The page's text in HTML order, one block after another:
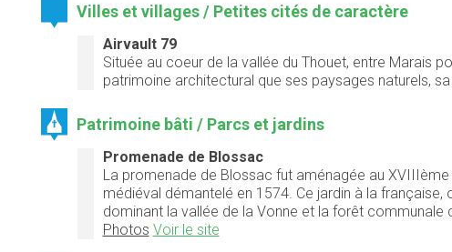
Villes et villages / Petites cités de caractère
Airvault 79
Située au coeur de la vallée du Thouet, entre Marais
patrimoine architectural que ses paysages naturels,
Patrimoine bâti / Parcs et jardins
Promenade de Blossac
La promenade de Blossac fut aménagée au
médiéval démantelé en 1574. Ce jardin à la
dominant la vallée de la Vonne et la forêt communale
Photos Voir le site